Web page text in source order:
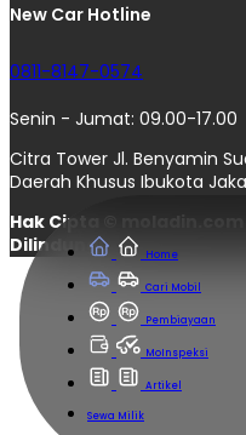
Home
Cari Mobil
Pembiayaan
MoInspeksi
Artikel
Sewa Milik
New Car Hotline
0811-8147-0574
Senin - Jumat: 09.00-17.00
Citra Tower Jl. Benyamin
Daerah Khusus Ibukota
Hak Cipta © moladin.com
Dilindungi.